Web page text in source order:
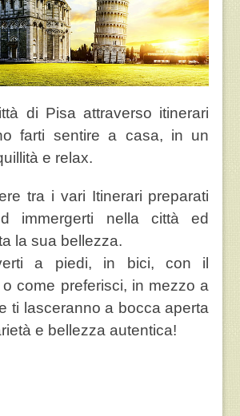
di Pisa attraverso itinerari
farti sentire a casa, in un
e relax.
tra i vari Itinerari preparati
immergerti nella città ed
la sua bellezza.
a piedi, in bici, con il
come preferisci, in mezzo a
ti lasceranno a bocca aperta
e bellezza autentica!